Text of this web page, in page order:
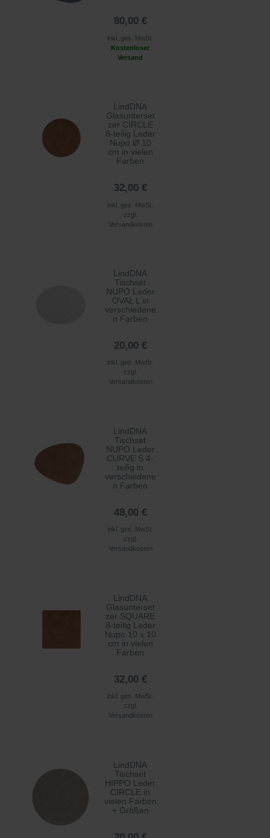
80,00 €
inkl. ges. MwSt.
Kostenloser
Versand
LindDNA
Glasunterset
zer CIRCLE
8-teilig Leder
Nupo Ø 10
cm in vielen
Farben
32,00 €
inkl. ges. MwSt.
zzgl.
Versandkosten
LindDNA
Tischset
NUPO Leder
OVAL L in
verschiedene
n Farben
20,00 €
inkl. ges. MwSt.
zzgl.
Versandkosten
LindDNA
Tischset
NUPO Leder
CURVE S 4-
teilig in
verschiedene
n Farben
48,00 €
inkl. ges. MwSt.
zzgl.
Versandkosten
LindDNA
Glasunterset
zer SQUARE
8-teilig Leder
Nupo 10 x 10
cm in vielen
Farben
32,00 €
inkl. ges. MwSt.
zzgl.
Versandkosten
LindDNA
Tischset
HIPPO Leder
CIRCLE in
vielen Farben
+ Größen